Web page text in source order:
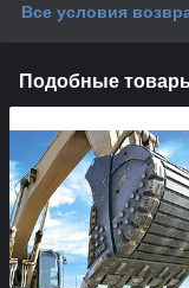
Все условия
Подобные